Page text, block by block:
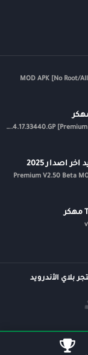
APK v7.4.17.33440.GP
Premium V2.50 Beta
بلاي الأندرويد